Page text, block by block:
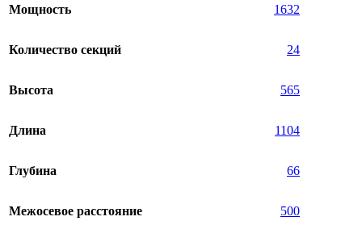
Мощность
1632
Количество секций 24
Высота 565
Длина 1104
Глубина 66
Межосевое расстояние 500